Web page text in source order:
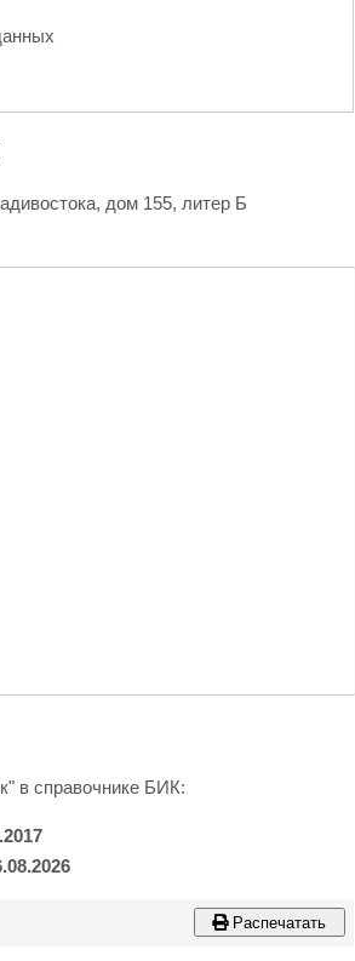
дом 155, литер Б
в справочнике БИК:
Распечатать